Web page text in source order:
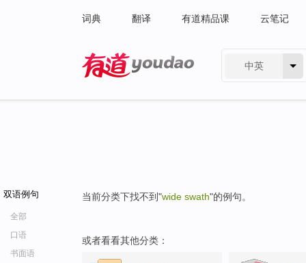
词典 翻译 有道精品课 云笔记
中英
双语例句
全部
口语
书面语
当前分类下找不到"wide swath"的例句。
或者看看其他分类：